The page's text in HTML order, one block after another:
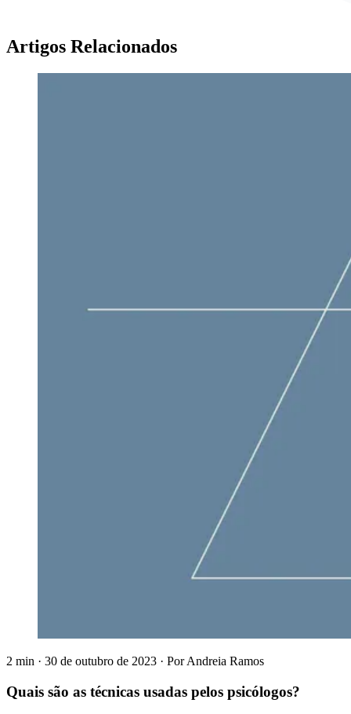
Artigos Relacionados
2 min · 30 de outubro de 2023 · PorAndreia Ramos
Quais são as técnicas usadas pelos psicólogos?